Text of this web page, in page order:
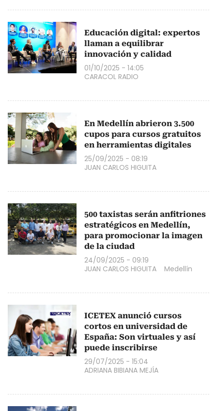
Educación digital: expertos
llaman a equilibrar
innovación y calidad
01/10/2025 - 14:05
CARACOL RADIO
En Medellín abrieron 3.500
cupos para cursos gratuitos
en herramientas digitales
25/09/2025 - 08:19
JUAN CARLOS HIGUITA
500 taxistas serán anfitriones
estratégicos en Medellín,
para promocionar la imagen
de la ciudad
24/09/2025 - 09:19
JUAN CARLOS HIGUITA
Medellín
ICETEX anunció cursos
cortos en universidad de
España: Son virtuales y así
puede inscribirse
29/07/2025 - 15:04
ADRIANA BIBIANA MEJÍA